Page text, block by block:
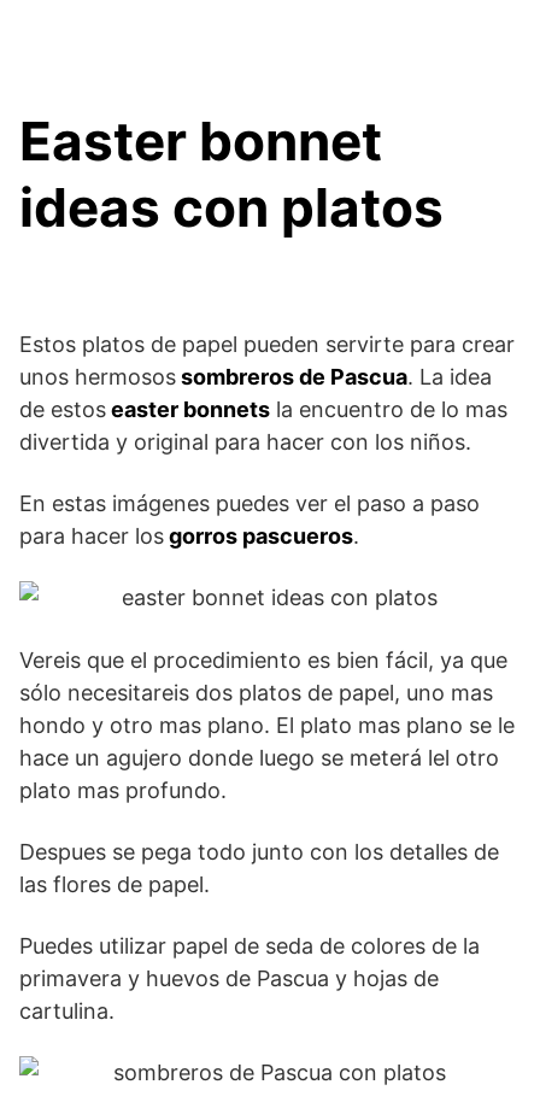
Easter bonnet
ideas con platos
Estos platos de papel pueden servirte para crear
unos hermosossombreros de Pascua. La idea
de estoseaster bonnets la encuentro de lo mas
divertida y original para hacer con los niños.
En estas imágenes puedes ver el paso a paso
para hacer losgorros pascueros.
Vereis que el procedimiento es bien fácil, ya que
sólo necesitareis dos platos de papel, uno mas
hondo y otro mas plano. El plato mas plano se le
hace un agujero donde luego se meterá lel otro
plato mas profundo.
Despues se pega todo junto con los detalles de
las flores de papel.
Puedes utilizar papel de seda de colores de la
primavera y huevos de Pascua y hojas de
cartulina.